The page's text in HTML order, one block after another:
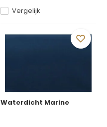
Vergelijk
Waterdicht Marine